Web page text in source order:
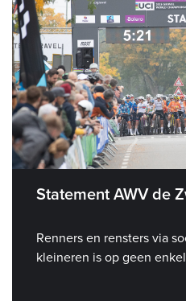
Statement AWV de
Renners en rensters via
kleineren is op geen